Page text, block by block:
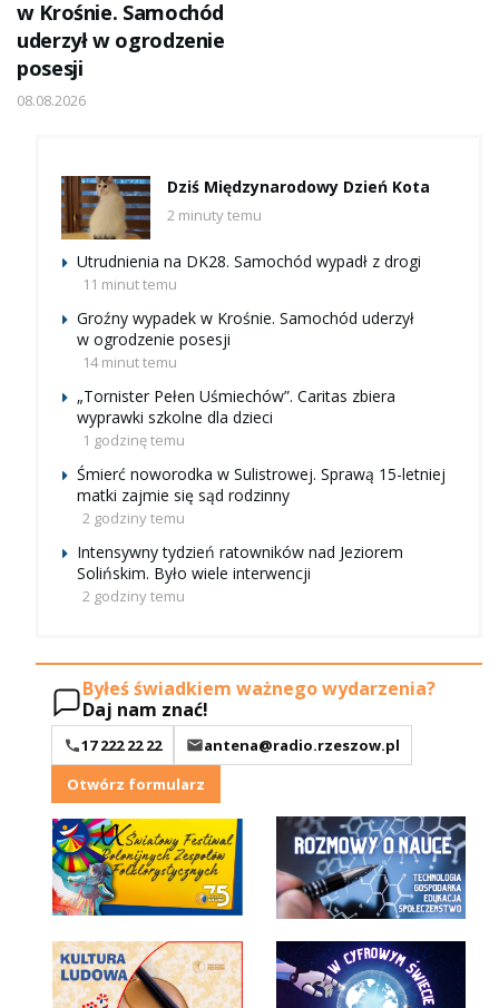
w Krośnie. Samochód
uderzył w ogrodzenie
posesji
08.08.2026
Dziś Międzynarodowy Dzień Kota
2 minuty temu
Utrudnienia na DK28. Samochód wypadł z drogi
11 minut temu
Groźny wypadek w Krośnie. Samochód uderzył
w ogrodzenie posesji
14 minut temu
„Tornister Pełen Uśmiechów”. Caritas zbiera
wyprawki szkolne dla dzieci
1 godzinę temu
Śmierć noworodka w Sulistrowej. Sprawą 15-letniej
matki zajmie się sąd rodzinny
2 godziny temu
Intensywny tydzień ratowników nad Jeziorem
Solińskim. Było wiele interwencji
2 godziny temu
Byłeś świadkiem ważnego wydarzenia?
Daj nam znać!
17 222 22 22
antena@radio.rzeszow.pl
Otwórz formularz